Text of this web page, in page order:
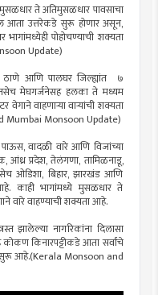
ते अतिमुसळधार पावसाचा
आता उत्तरेकडे सुरू होणार असून,
भागांमध्येही पोहोचण्याची शक्यता
Update)
ठाणे आणि पालघर जिल्ह्यांत ७
मेघगर्जनेसह हलका ते मध्यम
वाहणाऱ्या वाऱ्यांची शक्यता
Mumbai Monsoon Update)
वादळी वारे आणि विजांच्या
आंध्र प्रदेश, तेलंगणा, तामिळनाडू,
ओडिशा, बिहार, झारखंड आणि
काही भागांमध्ये मुसळधार ते
वारे वाहण्याची शक्यता आहे.
झालेल्या नागरिकांना दिलासा
किनारपट्टीकडे आता सर्वांचे
सुरू आहे.(Kerala Monsoon and